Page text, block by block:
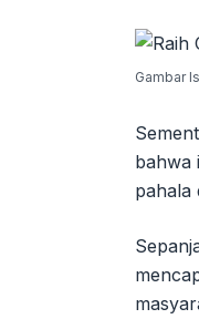
Gambar
bahwa
pahala